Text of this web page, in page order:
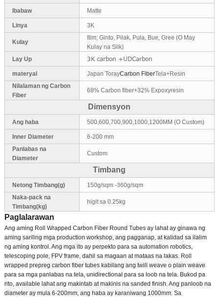
Ibabaw Matte
Linya 3K
Kulay
Itim; Ginto, Pilak, Pula, Bue, Gree (O May
Kulay na Silk)
Lay Up
3K carbon +UDCarbon
materyal Japan TorayCarbon FiberTela+Resin
Nilalaman ng Carbon
Fiber
68% Carbon fiber+32% Expoxyresin
Dimensyon
Ang haba 500,600,700,900,1000,1200MM (O Custom)
Inner Diameter
6-200 mm
Panlabas na
Diameter
Custom
Timbang
Netong Timbang(g)
150g/sqm -360g/sqm
Naka-pack na
Timbang(kg)
higit sa 0.25kg
Paglalarawan
Ang aming Roll Wrapped Carbon Fiber Round Tubes ay lahat ay ginawa ng
aming sariling mga production workshop, ang pagganap, at kalidad sa ilalim
ng aming kontrol. Ang mga ito ay perpekto para sa automation robotics,
telescoping pole, FPV frame, dahil sa magaan at mataas na lakas. Roll
wrapped prepreg carbon fiber tubes kabilang ang twill weave o plain weave
para sa mga panlabas na tela, unidirectional para sa loob na tela. Bukod pa
rito, available lahat ang makintab at makinis na sanded finish. Ang panloob na
diameter ay mula 6-200mm, ang haba ay karaniwang 1000mm. Sa